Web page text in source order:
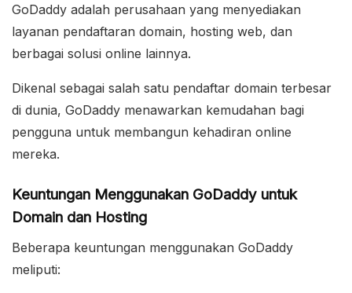
GoDaddy adalah perusahaan yang menyediakan
layanan pendaftaran domain, hosting web, dan
berbagai solusi online lainnya.
Dikenal sebagai salah satu pendaftar domain terbesar
di dunia, GoDaddy menawarkan kemudahan bagi
pengguna untuk membangun kehadiran online
mereka.
Keuntungan Menggunakan GoDaddy untuk
Domain dan Hosting
Beberapa keuntungan menggunakan GoDaddy
meliputi: